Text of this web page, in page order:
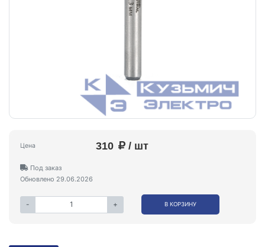
Цена 310 / шт
Под заказ
Обновлено 29.06.2026
- + В КОРЗИНУ